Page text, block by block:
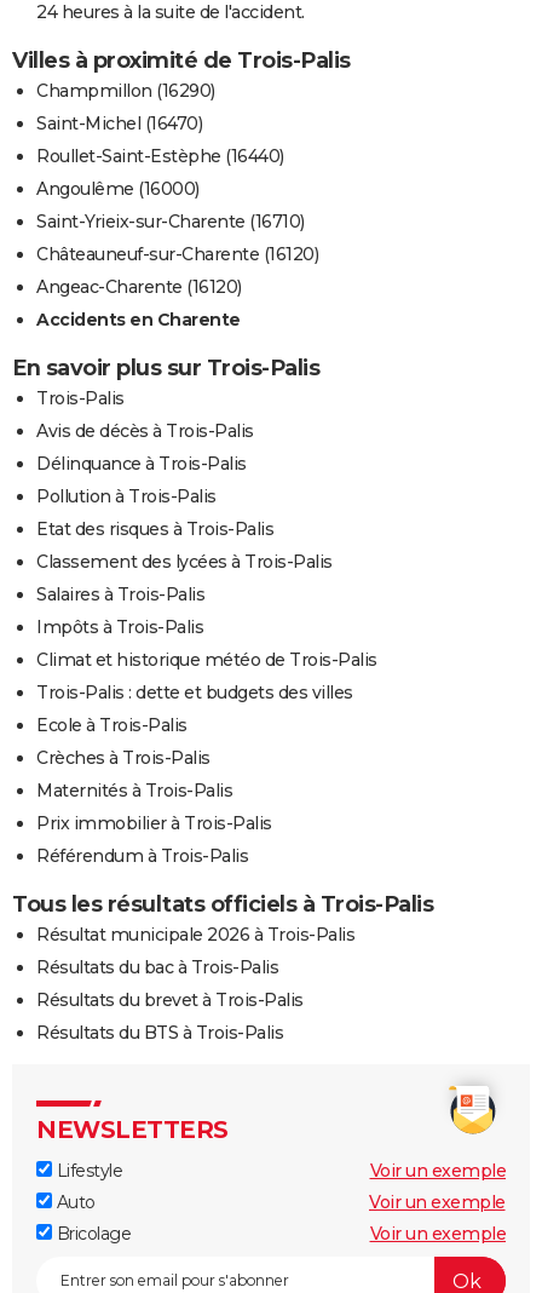
24 heures à la suite de l'accident.
Villes à proximité de Trois-Palis
Champmillon (16290)
Saint-Michel (16470)
Roullet-Saint-Estèphe (16440)
Angoulême (16000)
Saint-Yrieix-sur-Charente (16710)
Châteauneuf-sur-Charente (16120)
Angeac-Charente (16120)
Accidents en Charente
En savoir plus sur Trois-Palis
Trois-Palis
Avis de décès à Trois-Palis
Délinquance à Trois-Palis
Pollution à Trois-Palis
Etat des risques à Trois-Palis
Classement des lycées à Trois-Palis
Salaires à Trois-Palis
Impôts à Trois-Palis
Climat et historique météo de Trois-Palis
Trois-Palis : dette et budgets des villes
Ecole à Trois-Palis
Crèches à Trois-Palis
Maternités à Trois-Palis
Prix immobilier à Trois-Palis
Référendum à Trois-Palis
Tous les résultats officiels à Trois-Palis
Résultat municipale 2026 à Trois-Palis
Résultats du bac à Trois-Palis
Résultats du brevet à Trois-Palis
Résultats du BTS à Trois-Palis
NEWSLETTERS
Lifestyle
Voir un exemple
Auto
Voir un exemple
Bricolage
Voir un exemple